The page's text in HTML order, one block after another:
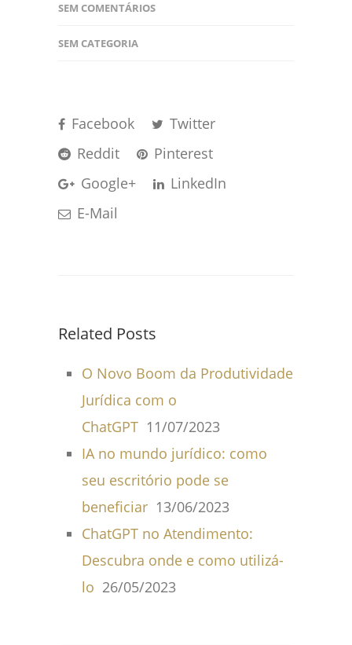
SEM COMENTÁRIOS
SEM CATEGORIA
Facebook
Twitter
Reddit
Pinterest
Google+
LinkedIn
E-Mail
Related Posts
O Novo Boom da Produtividade
Jurídica com o
ChatGPT 11/07/2023
IA no mundo jurídico: como
seu escritório pode se
beneficiar 13/06/2023
ChatGPT no Atendimento:
Descubra onde e como utilizá-
lo 26/05/2023